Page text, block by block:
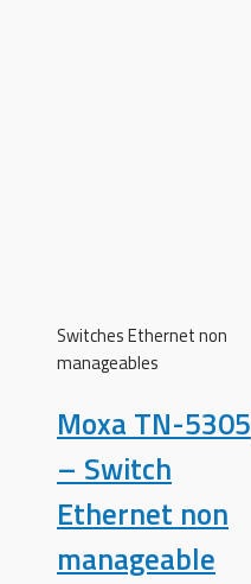
Switches Ethernet non
manageables
Moxa TN-5305
– Switch
Ethernet non
manageable